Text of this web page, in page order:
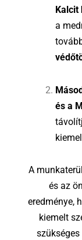
Kalcit
a
és a
A
és az
eredménye,
kiemelt